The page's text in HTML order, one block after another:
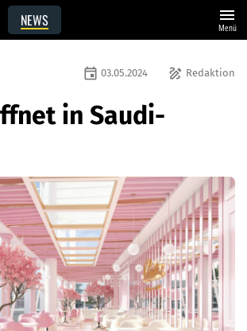
NEWS menu
Menü
draw Redaktion
event 03.05.2024
in Saudi-